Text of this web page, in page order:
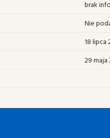
brak
Nie
18 lipca
29 maja